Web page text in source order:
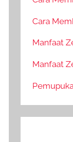
Cara
Manfaat
Manfaat